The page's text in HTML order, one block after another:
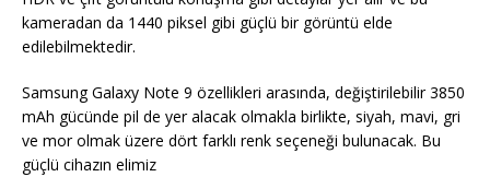
kameradan da 1440 piksel gibi güçlü bir görüntü elde
edilebilmektedir.
Samsung Galaxy Note 9 özellikleri arasında, değiştirilebilir 3850
mAh gücünde pil de yer alacak olmakla birlikte, siyah, mavi, gri
ve mor olmak üzere dört farklı renk seçeneği bulunacak. Bu
güçlü cihazın elimiz